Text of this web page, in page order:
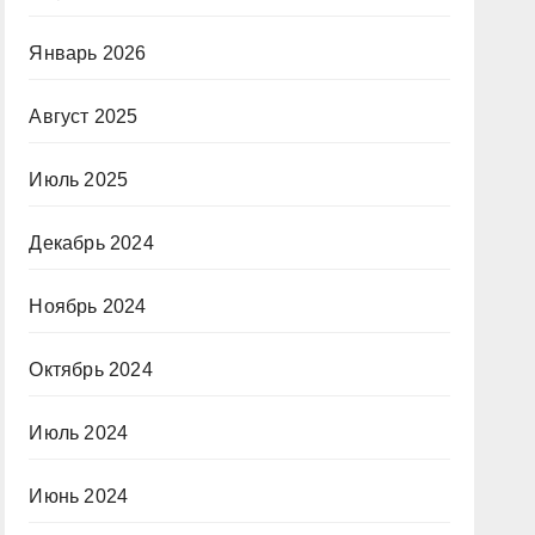
Январь 2026
Август 2025
Июль 2025
Декабрь 2024
Ноябрь 2024
Октябрь 2024
Июль 2024
Июнь 2024